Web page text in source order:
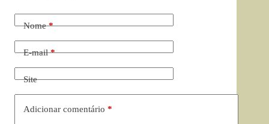
Nome*
E-mail*
Site
Adicionar comentário *